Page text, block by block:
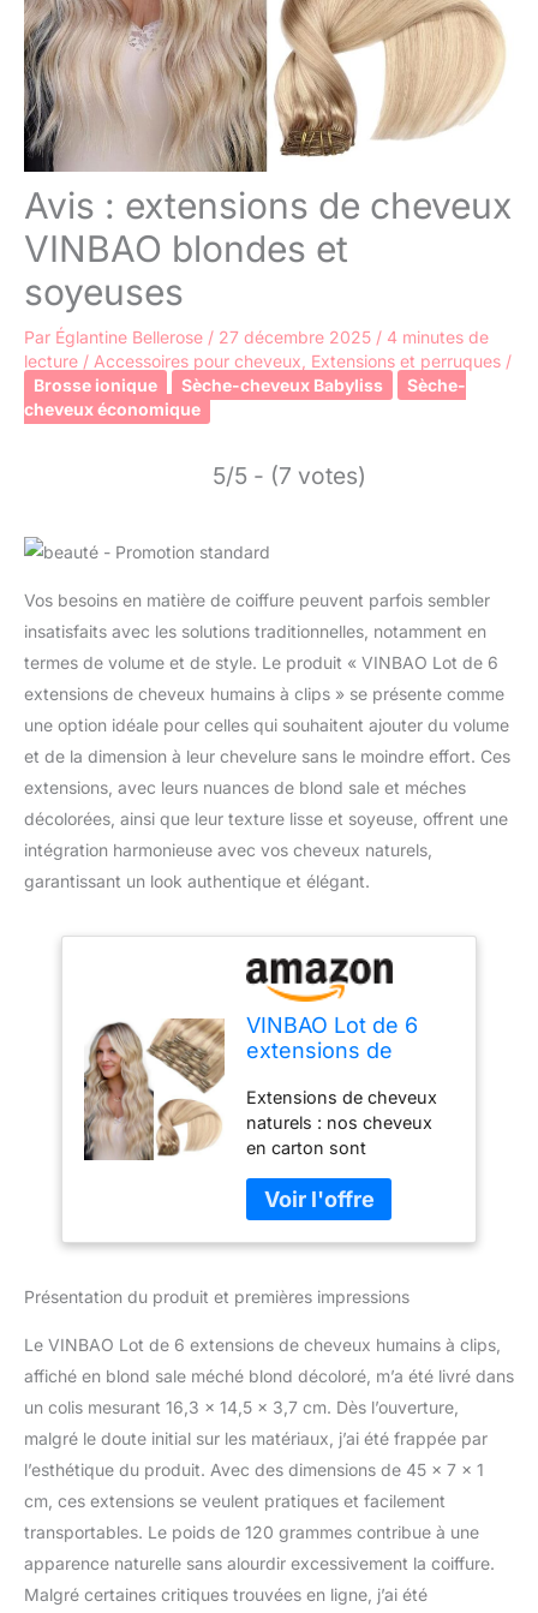
Avis : extensions de cheveux
VINBAO blondes et
soyeuses
Par Églantine Bellerose / 27 décembre 2025 / 4 minutes de
lecture / Accessoires pour cheveux Extensions et perruques /
Brosse ionique
Sèche-cheveux Babyliss
Sèche-
cheveux économique
5/5 - (7 votes)
Vos besoins en matière de coiffure peuvent parfois sembler
insatisfaits avec les solutions traditionnelles, notamment en
termes de volume et de style. Le produit « VINBAO Lot de 6
extensions de cheveux humains à clips » se présente comme
une option idéale pour celles qui souhaitent ajouter du volume
et de la dimension à leur chevelure sans le moindre effort. Ces
extensions, avec leurs nuances de blond sale et méches
décolorées, ainsi que leur texture lisse et soyeuse, offrent une
intégration harmonieuse avec vos cheveux naturels,
garantissant un look authentique et élégant.
VINBAO Lot de 6
extensions de
clips, 120 g, blond
sale avec méches
blond décoloré,
cheveux humains
lisses et soyeux
(#C18P613, 5,5 m)
Extensions de cheveux
naturels : nos cheveux
en carton sont
cheveux naturels, les
extensions de cheveux
humains VINBAO sont
propres cheveux en
texture, et plus naturelles
à porter Caractéristiques
des extensions de
extensions de cheveux à
clipser VINBAO sont
composées de 18 clips,
35,6 à 40,6 cm, 100 g,
Parfaites pour un boost
d'épaisseur naturelle
Présentation du produit et premières impressions
Le VINBAO Lot de 6 extensions de cheveux humains à clips,
affiché en blond sale méché blond décoloré, m’a été livré dans
un colis mesurant 16,3 x 14,5 x 3,7 cm. Dès l’ouverture,
malgré le doute initial sur les matériaux, j’ai été frappée par
l’esthétique du produit. Avec des dimensions de 45 x 7 x 1
cm, ces extensions se veulent pratiques et facilement
transportables. Le poids de 120 grammes contribue à une
apparence naturelle sans alourdir excessivement la coiffure.
Malgré certaines critiques trouvées en ligne, j’ai été